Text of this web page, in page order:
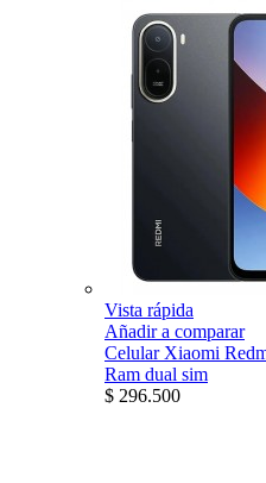
Vista rápida
Añadir a comparar
Celular Xiaomi
Ram dual sim
$ 296.500